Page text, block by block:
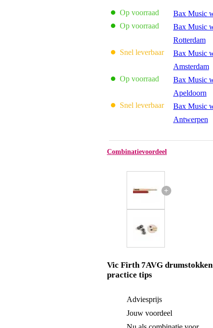
Op voorraad Bax Music
Op voorraad
Bax Music
Rotterdam
Snel leverbaar
Bax Music
Amsterdam
Op voorraad
Bax Music
Apeldoorn
Snel leverbaar
Bax Music
Antwerpen
Combinatievoordeel
+
Vic Firth 7AVG
practice tips
Adviesprijs
Jouw voordeel